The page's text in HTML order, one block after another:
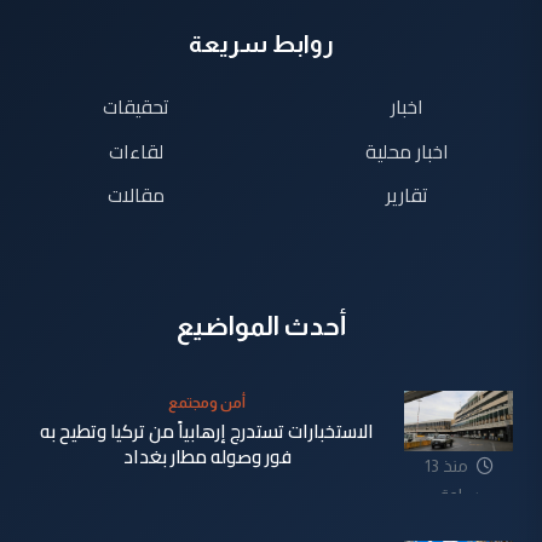
روابط سريعة
اخبار
اخبار محلية
تقارير
تحقيقات
لقاءات
مقالات
أحدث المواضيع
منذ 13
ساعة
أمن ومجتمع
الاستخبارات تستدرج إرهابياً من تركيا وتطيح به
فور وصوله مطار بغداد